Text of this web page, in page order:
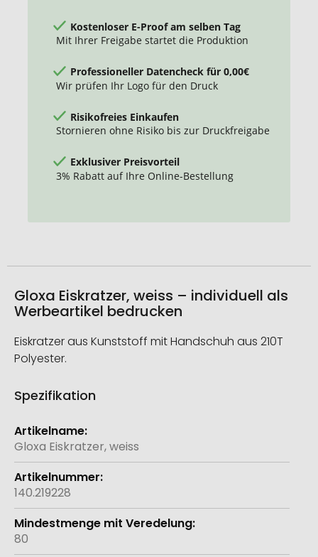
Kostenloser E-Proof am selben Tag
Mit Ihrer Freigabe startet die Produktion
Professioneller Datencheck für 0,00€
Wir prüfen Ihr Logo für den Druck
Risikofreies Einkaufen
Stornieren ohne Risiko bis zur Druckfreigabe
Exklusiver Preisvorteil
3% Rabatt auf Ihre Online-Bestellung
Gloxa Eiskratzer, weiss – individuell als
Werbeartikel bedrucken
Eiskratzer aus Kunststoff mit Handschuh aus 210T
Polyester.
Spezifikation
Weitere
Informationen
Gloxa Eiskratzer, weiss
140.219228
80